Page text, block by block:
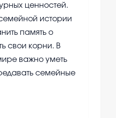
ценностей.
истории
память о
свои корни. В
важно уметь
семейные